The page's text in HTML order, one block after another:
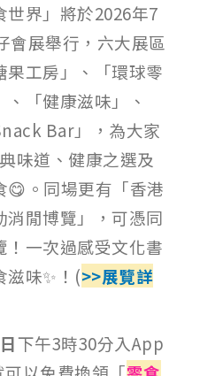
界」將於2026年7
會展舉行，六大展區
果工房」、「環球零
「健康滋味」、
Bar」，為大家
味道、健康之選及
😋。同場更有「香港
消閒博覽」，可憑同
！一次過感受文化書
滋味✨！(>>展覽詳
下午3時30分入App